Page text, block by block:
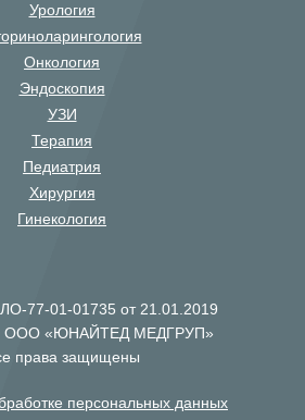
Урология
Онкология
Эндоскопия
УЗИ
Терапия
Педиатрия
Хирургия
Гинекология
77-01-01735 от 21.01.2019
ООО «ЮНАЙТЕД МЕДГРУП»
права защищены
персональных данных